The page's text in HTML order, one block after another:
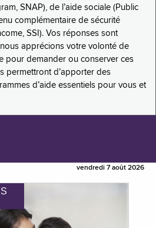
SNAP), de l’aide sociale (Public
complémentaire de sécurité
SSI). Vos réponses sont
apprécions votre volonté de
pour demander ou conserver ces
permettront d’apporter des
d’aide essentiels pour vous et
vendredi 7 août 2026